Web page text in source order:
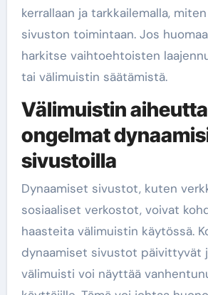
kerrallaan ja tarkkailemalla,
sivuston toimintaan. Jos
harkitse vaihtoehtoisten
tai välimuistin säätämistä.
Välimuistin
ongelmat
sivustoilla
Dynaamiset sivustot, kuten
sosiaaliset verkostot, voivat
haasteita välimuistin käytössä.
dynaamiset sivustot päivittyvät
välimuisti voi näyttää